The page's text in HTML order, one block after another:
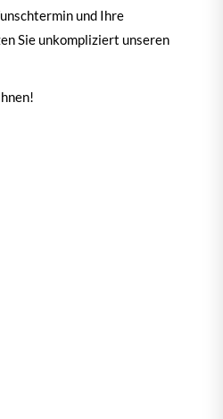
und Ihre
Sie unkompliziert unseren